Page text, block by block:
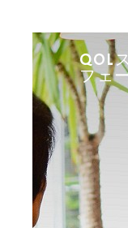
QOL
フェ